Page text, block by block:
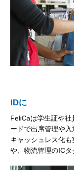
IDに
FeliCaは学生証や
ードで出席管理や
キャッシュレス化
や、物流管理のICタ